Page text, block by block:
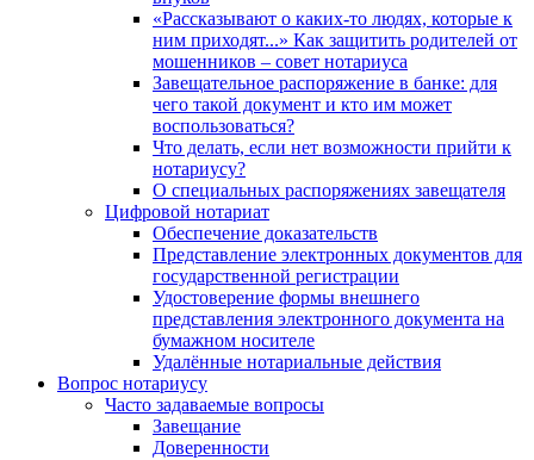
«Рассказывают о каких-то людях, которые к
ним приходят...» Как защитить родителей от
мошенников – совет нотариуса
Завещательное распоряжение в банке: для
чего такой документ и кто им может
воспользоваться?
Что делать, если нет возможности прийти к
нотариусу?
О специальных распоряжениях завещателя
Цифровой нотариат
Обеспечение доказательств
Представление электронных документов для
государственной регистрации
Удостоверение формы внешнего
представления электронного документа на
бумажном носителе
Удалённые нотариальные действия
Вопрос нотариусу
Часто задаваемые вопросы
Завещание
Доверенности